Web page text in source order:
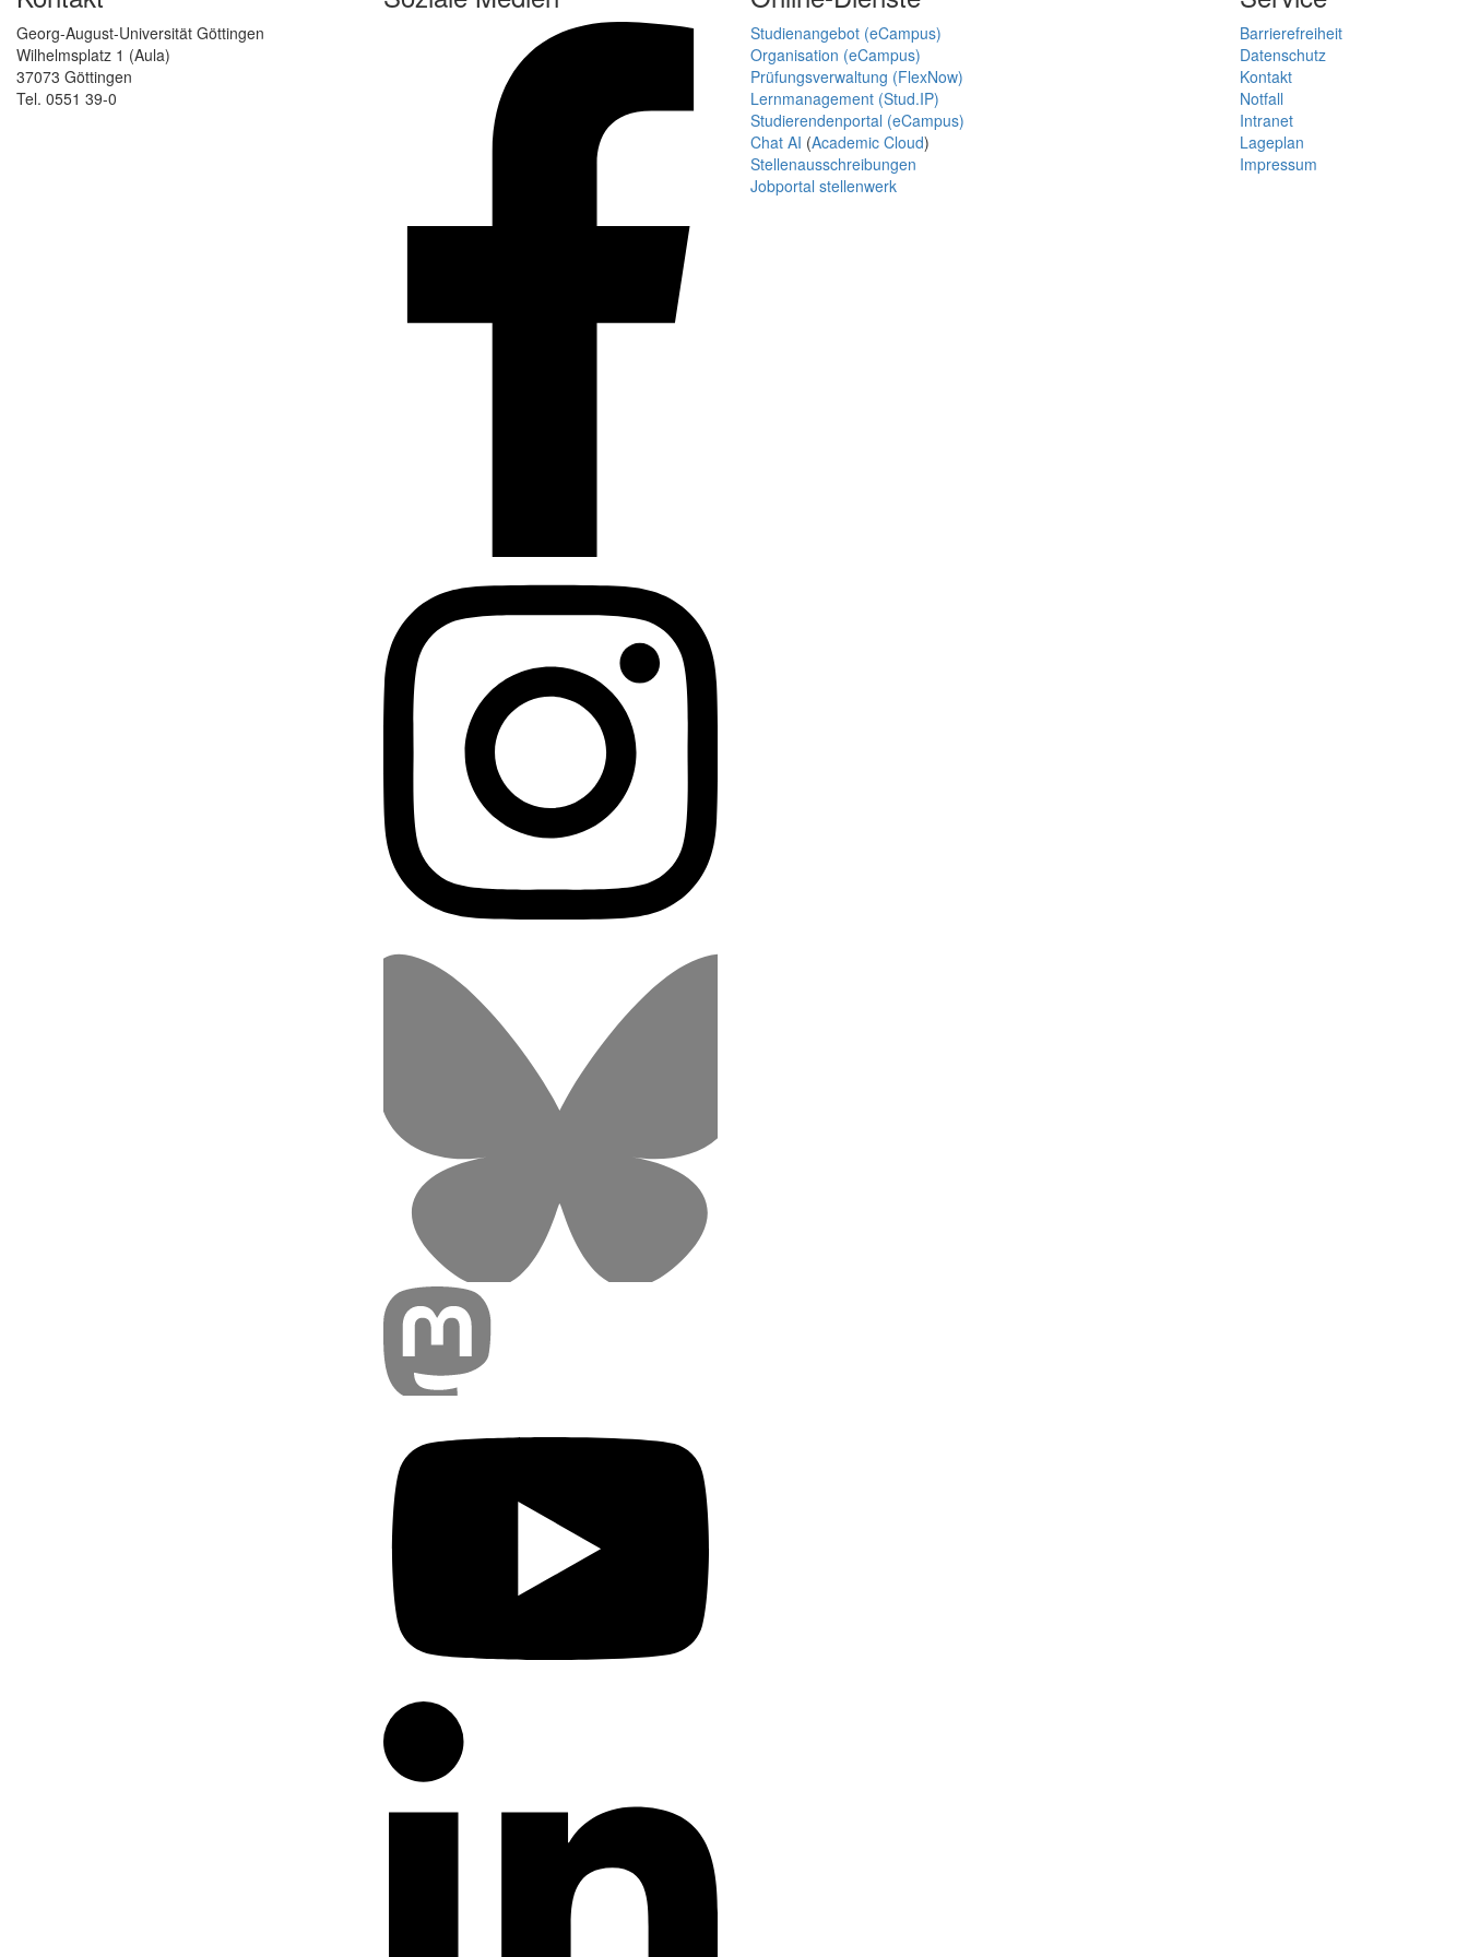
Georg-August-Universität Göttingen
Wilhelmsplatz 1 (Aula)
37073 Göttingen
Tel. 0551 39-0
Studienangebot (eCampus)
Organisation (eCampus)
Prüfungsverwaltung (FlexNow)
Lernmanagement (Stud.IP)
Studierendenportal (eCampus)
Chat AI (Academic Cloud)
Stellenausschreibungen
Jobportal stellenwerk
Barrierefreiheit
Datenschutz
Kontakt
Notfall
Intranet
Lageplan
Impressum